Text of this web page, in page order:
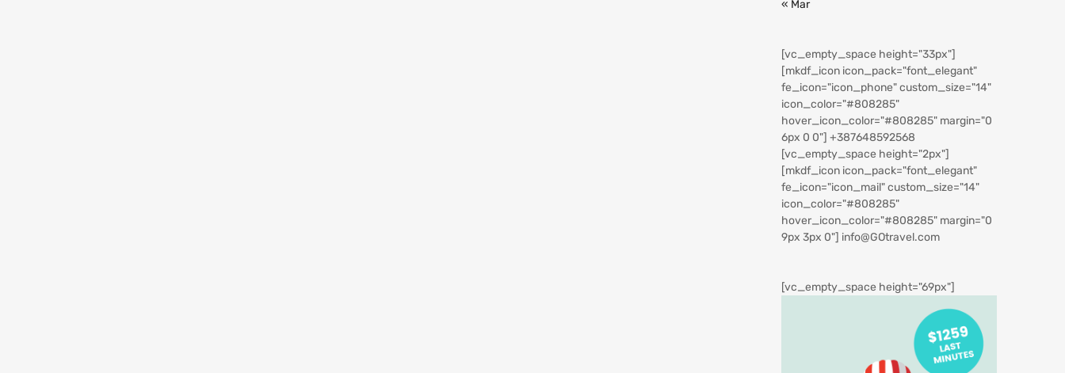
« Mar
[vc_empty_space height="33px"]
[mkdf_icon icon_pack="font_elegant"
fe_icon="icon_phone" custom_size="14"
icon_color="#808285"
hover_icon_color="#808285" margin="0
6px 0 0"] +387648592568
[vc_empty_space height="2px"]
[mkdf_icon icon_pack="font_elegant"
fe_icon="icon_mail" custom_size="14"
icon_color="#808285"
hover_icon_color="#808285" margin="0
9px 3px 0"] info@GOtravel.com
[vc_empty_space height="69px"]